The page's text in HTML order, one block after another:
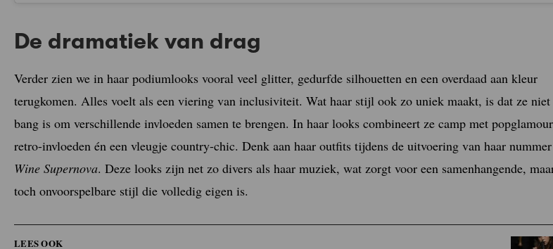
De dramatiek van drag
Verder zien we in haar podiumlooks vooral veel glitter, gedurfde silhouetten en een overdaad aan kleur
terugkomen. Alles voelt als een viering van inclusiviteit. Wat haar stijl ook zo uniek maakt, is dat ze niet
bang is om verschillende invloeden samen te brengen. In haar looks combineert ze camp met
retro-invloeden én een vleugje country-chic. Denk aan haar outfits tijdens de uitvoering van haar nummer
Wine Supernova. Deze looks zijn net zo divers als haar muziek, wat zorgt voor een samenhangende,
toch onvoorspelbare stijl die volledig eigen is.
LEES OOK